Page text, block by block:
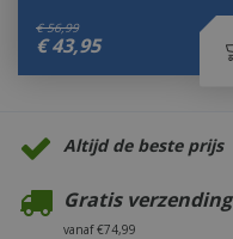
€ 56,99
€ 43,95
Altijd de beste prijs
Gratis verzending
vanaf €74,99